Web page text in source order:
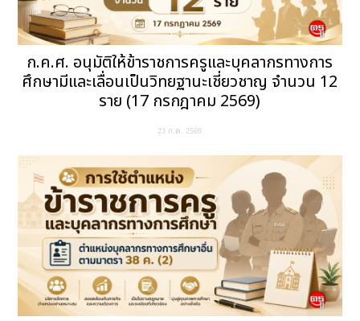
ก.ค.ศ. อนุมัติให้ข้าราชการครูและบุคลากรทางการ
ศึกษามีและเลื่อนเป็นวิทยฐานะเชี่ยวชาญ จำนวน 12
ราย (17 กรกฎาคม 2569)
23 ก.ค. 2569